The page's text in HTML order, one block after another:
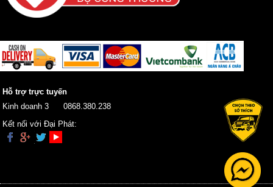
Hỗ trợ trực tuyến
Kinh doanh 3
0868.380.238
Kết nối với Đại Phát: